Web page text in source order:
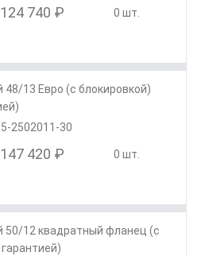
124 740 ₽ 0 шт.
48/13 Евро (с блокировкой)
2502011-30
147 420 ₽ 0 шт.
50/12 квадратный фланец (с